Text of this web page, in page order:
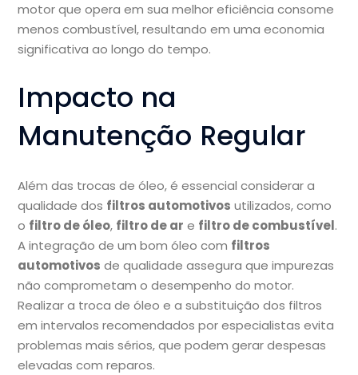
motor que opera em sua melhor eficiência consome
menos combustível, resultando em uma economia
significativa ao longo do tempo.
Impacto na
Manutenção Regular
Além das trocas de óleo, é essencial considerar a
qualidade dos filtros automotivos utilizados, como
o filtro de óleo, filtro de ar e filtro de combustível.
A integração de um bom óleo com filtros
automotivos de qualidade assegura que impurezas
não comprometam o desempenho do motor.
Realizar a troca de óleo e a substituição dos filtros
em intervalos recomendados por especialistas evita
problemas mais sérios, que podem gerar despesas
elevadas com reparos.